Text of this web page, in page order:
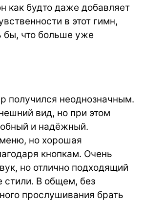
как будто даже добавляет
в этот гимн,
бы, что больше уже
получился неоднозначным.
вид, но при этом
и надёжный.
но хорошая
кнопкам. Очень
но отлично подходящий
стили. В общем, без
прослушивания брать